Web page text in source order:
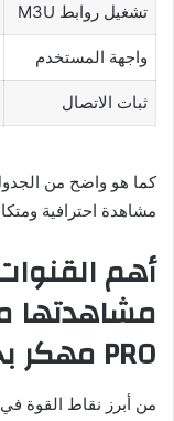
تشغيل روابط M3U
واجهة المستخدم
ثبات الاتصال
كما هو واضح من
مشاهدة احترافية
أهم
PRO مهكر بجودة عالية
من أبرز نقاط القوة في